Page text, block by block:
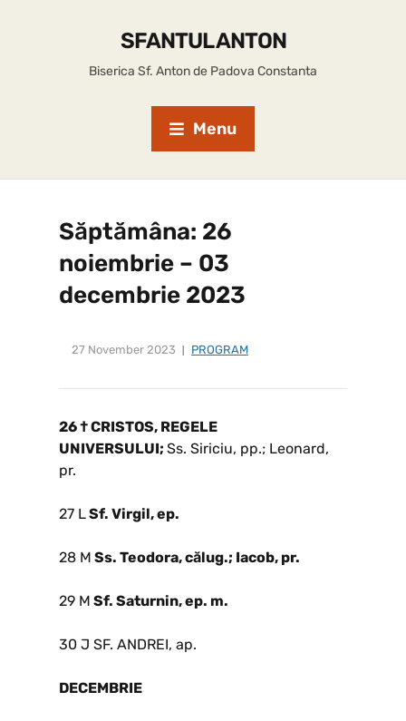
SFANTUL ANTON
Biserica Sf. Anton de Padova Constanta
Menu
Săptămâna: 26
noiembrie – 03
decembrie 2023
27 November 2023 PROGRAM
26 † CRISTOS, REGELE
UNIVERSULUI; Ss. Siriciu, pp.; Leonard,
pr.
27 LSf. Virgil, ep.
28 M Ss. Teodora, călug.; Iacob, pr.
29 M Sf. Saturnin, ep. m.
30 J SF. ANDREI, ap.
DECEMBRIE